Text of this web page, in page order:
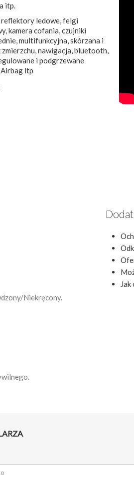
itp.
reflektory ledowe, felgi
kamera cofania, czujniki
multifunkcyjna, skórzana i
nawigacja, bluetooth,
i podgrzewane
itp
Niekręcony.
Jak